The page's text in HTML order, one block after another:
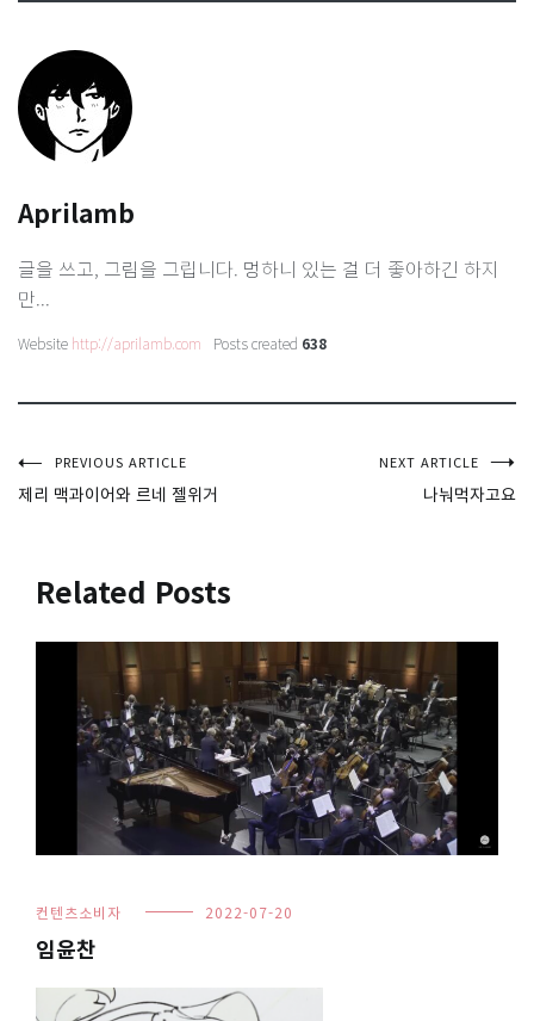
Aprilamb
글을 쓰고, 그림을 그립니다. 멍하니 있는 걸 더 좋아하긴 하지
만...
Website http://aprilamb.com Posts created 638
글
색
PREVIOUS ARTICLE
제리 맥과이어와 르네 젤위거
NEXT ARTICLE
나눠먹자고요
Related Posts
컨텐츠소비자 2022-07-20
임윤찬